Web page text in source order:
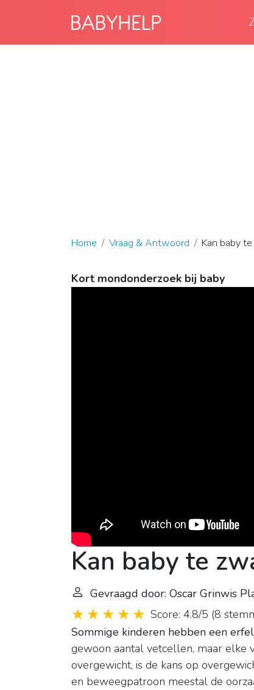
Home Vraag & Antwoord Kan baby
Kort mondonderzoek bij baby
Kan baby te
Gevraagd door: Oscar Grinwis
Score: 4.8/5 (8
Sommige kinderen hebben een
gewoon aantal vetcellen, maar elke
overgewicht, is de kans op
en beweegpatroon meestal de